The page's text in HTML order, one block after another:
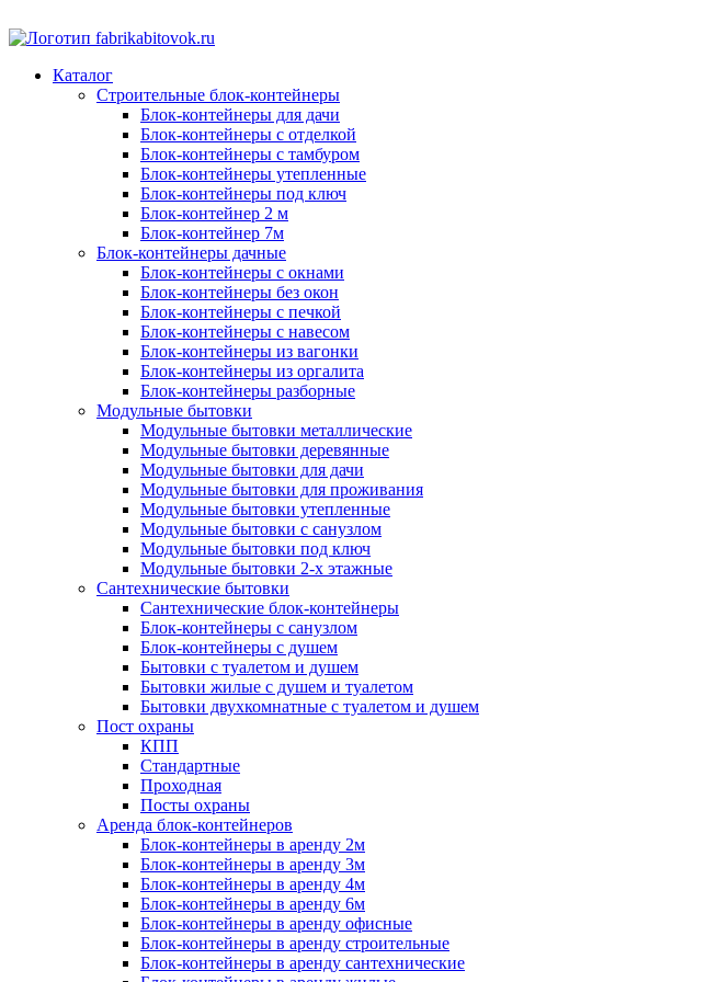
Каталог
Строительные блок-контейнеры
Блок-контейнеры для дачи
Блок-контейнеры с отделкой
Блок-контейнеры с тамбуром
Блок-контейнеры утепленные
Блок-контейнеры под ключ
Блок-контейнер 2 м
Блок-контейнер 7м
Блок-контейнеры дачные
Блок-контейнеры с окнами
Блок-контейнеры без окон
Блок-контейнеры с печкой
Блок-контейнеры с навесом
Блок-контейнеры из вагонки
Блок-контейнеры из оргалита
Блок-контейнеры разборные
Модульные бытовки
Модульные бытовки металлические
Модульные бытовки деревянные
Модульные бытовки для дачи
Модульные бытовки для проживания
Модульные бытовки утепленные
Модульные бытовки с санузлом
Модульные бытовки под ключ
Модульные бытовки 2-х этажные
Сантехнические бытовки
Сантехнические блок-контейнеры
Блок-контейнеры с санузлом
Блок-контейнеры с душем
Бытовки с туалетом и душем
Бытовки жилые с душем и туалетом
Бытовки двухкомнатные с туалетом и душем
Пост охраны
КПП
Стандартные
Проходная
Посты охраны
Аренда блок-контейнеров
Блок-контейнеры в аренду 2м
Блок-контейнеры в аренду 3м
Блок-контейнеры в аренду 4м
Блок-контейнеры в аренду 6м
Блок-контейнеры в аренду офисные
Блок-контейнеры в аренду строительные
Блок-контейнеры в аренду сантехнические